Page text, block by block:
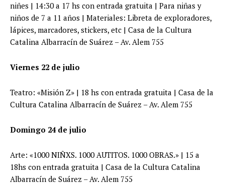
niñes | 14:30 a 17 hs con entrada gratuita | Para niñas y
niños de 7 a 11 años | Materiales: Libreta de exploradores,
lápices, marcadores, stickers, etc | Casa de la Cultura
Catalina Albarracín de Suárez – Av. Alem 755
Viernes 22 de julio
Teatro: «Misión Z» | 18 hs con entrada gratuita | Casa de la
Cultura Catalina Albarracín de Suárez – Av. Alem 755
Domingo 24 de julio
Arte: «1000 NIÑXS. 1000 AUTITOS. 1000 OBRAS.» | 15 a
18hs con entrada gratuita | Casa de la Cultura Catalina
Albarracín de Suárez – Av. Alem 755